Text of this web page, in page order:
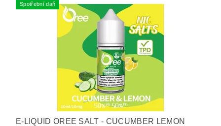
Spotřební daň
E-LIQUID OREE SALT - CUCUMBER LEMON